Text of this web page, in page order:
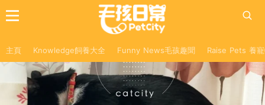
主頁 Knowledge飼養大全 Funny News毛孩趣聞 Raise Pets 養